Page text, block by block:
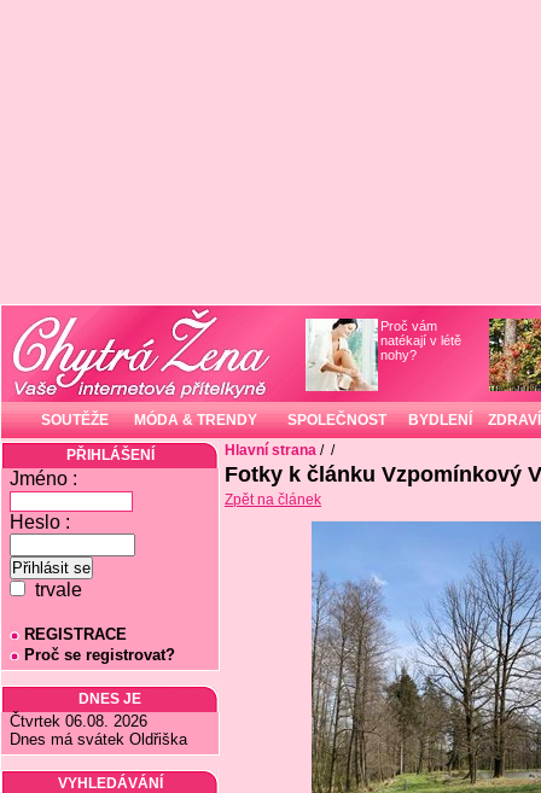
Proč vám
natékají v létě
nohy?
SOUTĚŽE MÓDA & TRENDY SPOLEČNOST BYDLENÍ ZDRAVÍ
PŘIHLÁŠENÍ
Jméno :
Heslo :
trvale
REGISTRACE
Proč se registrovat?
DNES JE
Čtvrtek 06.08. 2026
Dnes má svátek Oldřiška
VYHLEDÁVÁNÍ
Hlavní strana / /
Fotky k článku Vzpomínkový
Zpět na článek